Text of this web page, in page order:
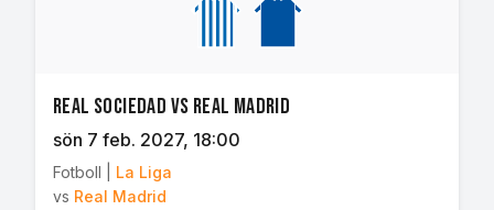
Real Sociedad vs Real Madrid
sön 7 feb. 2027, 18:00
Fotboll
La Liga
vs Real Madrid